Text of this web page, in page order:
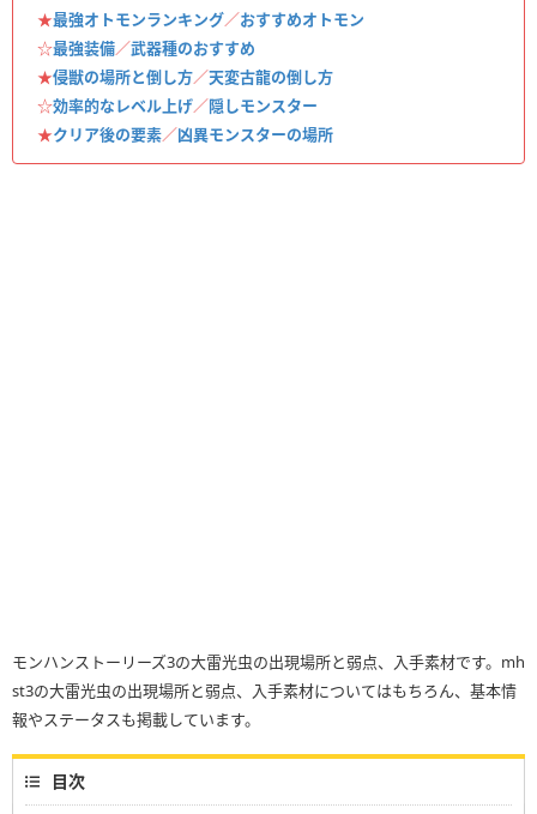
★最強オトモンランキング／おすすめオトモン
☆最強装備／武器種のおすすめ
★侵獣の場所と倒し方／天変古龍の倒し方
☆効率的なレベル上げ／隠しモンスター
★クリア後の要素／凶異モンスターの場所
モンハンストーリーズ3の大雷光虫の出現場所と弱点、入手素材です。mh
st3の大雷光虫の出現場所と弱点、入手素材についてはもちろん、基本情
報やステータスも掲載しています。
目次